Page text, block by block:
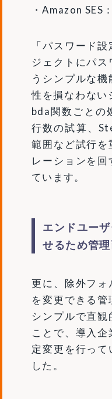
・Amazon SES
「パスワード
ジェクトにパ
うシンプルな
性を損なわない
bda関数ごとの
行数の試算、
範囲など試行を
レーションを
ています。
エンドユー
せるため管
更に、除外フ
を変更できる管
シンプルで直
ことで、導入
定変更を行って
した。